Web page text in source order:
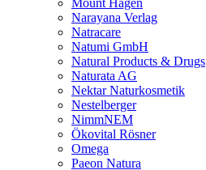
Mount Hagen
Narayana Verlag
Natracare
Natumi GmbH
Natural Products & Drugs
Naturata AG
Nektar Naturkosmetik
Nestelberger
NimmNEM
Ökovital Rösner
Omega
Paeon Natura